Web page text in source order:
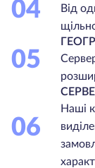
04
Від
05
06
Наші